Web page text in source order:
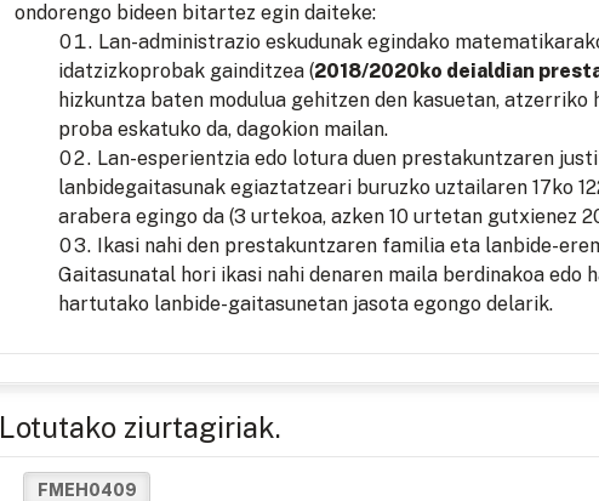
ondorengo bideen bitartez egin daiteke:
Lan-administrazio eskudunak egindako
idatzizkoprobak gainditzea (2018/2020ko deialdian
hizkuntza baten modulua gehitzen den kasuetan,
proba eskatuko da, dagokion mailan.
Lan-esperientzia edo lotura duen prestakuntzaren
lanbidegaitasunak egiaztatzeari buruzko uztailaren 17ko
arabera egingo da (3 urtekoa, azken 10 urtetan gutxienez
Ikasi nahi den prestakuntzaren familia eta lanbide-
Gaitasunatal hori ikasi nahi denaren maila berdinakoa edo
hartutako lanbide-gaitasunetan jasota egongo delarik.
Lotutako ziurtagiriak.
FMEH0409